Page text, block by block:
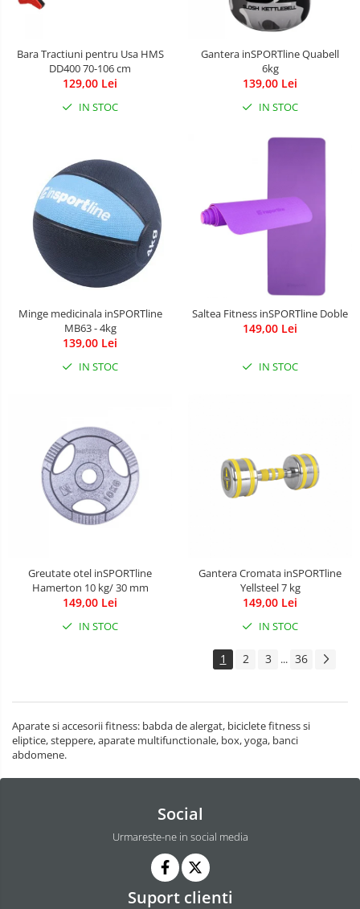
Bara Tractiuni pentru Usa HMS
DD400 70-106 cm
129,00 Lei
IN STOC
Gantera inSPORTline Quabell
6kg
139,00 Lei
IN STOC
Minge medicinala inSPORTline
MB63 - 4kg
139,00 Lei
IN STOC
Saltea Fitness inSPORTline Doble
149,00 Lei
IN STOC
Greutate otel inSPORTline
Hamerton 10 kg/ 30 mm
149,00 Lei
IN STOC
Gantera Cromata inSPORTline
Yellsteel 7 kg
149,00 Lei
IN STOC
1 2 3 ... 36
Aparate si accesorii fitness: babda de alergat, biciclete fitness si
eliptice, steppere, aparate multifunctionale, box, yoga, banci
abdomene.
Social
Urmareste-ne in social media
Suport clienti